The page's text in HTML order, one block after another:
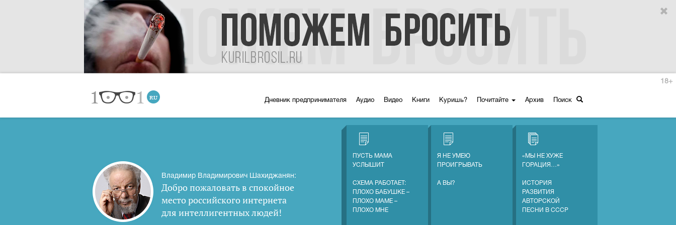
Дневник предпринимателя Аудио Видео Книги Куришь? Почитайте Архив Поиск
18+
Владимир Владимирович Шахиджанян:
Добро пожаловать в спокойное
место российского интернета
для интеллигентных людей!
ПУСТЬ МАМА
УСЛЫШИТ
СХЕМА РАБОТАЕТ:
ПЛОХО БАБУШКЕ –
ПЛОХО МАМЕ –
ПЛОХО МНЕ
Я НЕ УМЕЮ
ПРОИГРЫВАТЬ
А ВЫ?
«МЫ НЕ ХУЖЕ
ГОРАЦИЯ…»
ИСТОРИЯ
РАЗВИТИЯ
АВТОРСКОЙ
ПЕСНИ В СССР